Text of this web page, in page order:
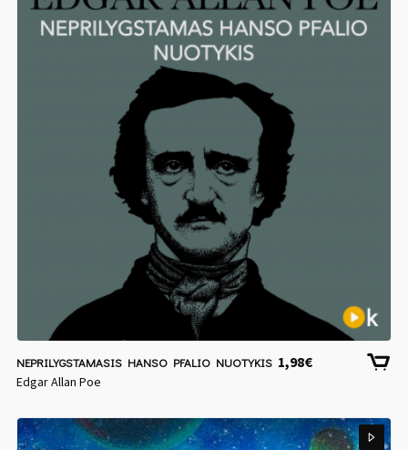
NEPRILYGSTAMASIS HANSO PFALIO NUOTYKIS 1,98€
Edgar Allan Poe